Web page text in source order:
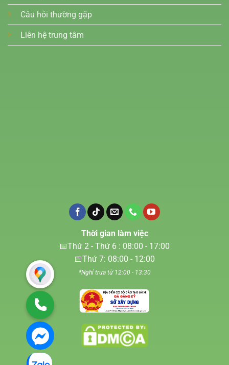
Câu hỏi thường gặp
Liên hệ trung tâm
Thời gian làm việc
📅Thứ 2 - Thứ 6 : 08:00 - 17:00
📅Thứ 7: 08:00 - 12:00
*Nghỉ trưa từ 12:00 - 13:30